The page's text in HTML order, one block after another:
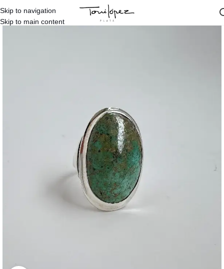
Skip to navigation
Skip to main content
Inicio Piezas Únicas Anillos Pieza Única